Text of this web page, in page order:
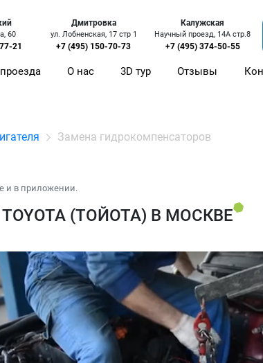
60
21
Дмитровка
ул. Лобненская, 17 стр 1
+7 (495) 150-70-73
Калужская
Научный проезд, 14А стр.8
+7 (495) 374-50-55
О нас 3D тур Отзывы
Замена гидрокомпенсаторов
и в приложении.
(ТОЙОТА) В МОСКВЕ